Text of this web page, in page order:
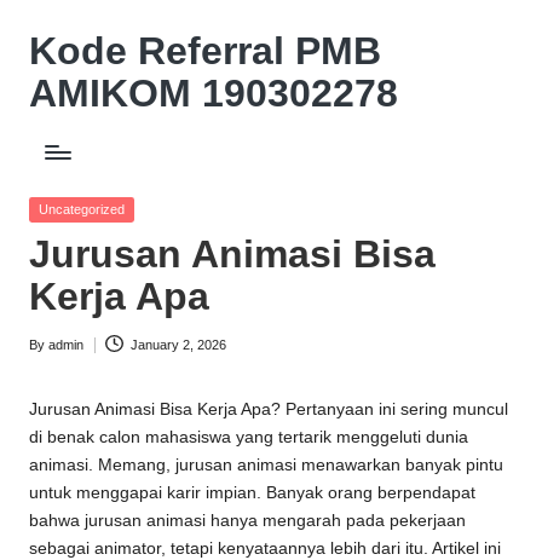
content
Kode Referral PMB
AMIKOM 190302278
Relasi
Potongan
UKT
10%
Posted
Uncategorized
Jurusan Animasi Bisa
Kerja Apa
Posted
By admin January 2, 2026
Jurusan Animasi Bisa Kerja Apa? Pertanyaan ini sering muncul
di benak calon mahasiswa yang tertarik menggeluti dunia
animasi. Memang, jurusan animasi menawarkan banyak pintu
untuk menggapai karir impian. Banyak orang berpendapat
bahwa jurusan animasi hanya mengarah pada pekerjaan
sebagai animator, tetapi kenyataannya lebih dari itu. Artikel ini